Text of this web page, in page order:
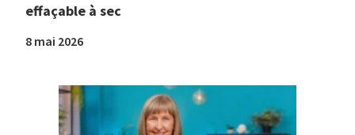
effaçable à sec
8 mai 2026